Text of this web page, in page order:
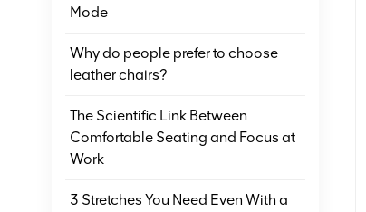
Mode
Why do people prefer to choose
leather chairs?
The Scientific Link Between
Comfortable Seating and Focus at
Work
3 Stretches You Need Even With a